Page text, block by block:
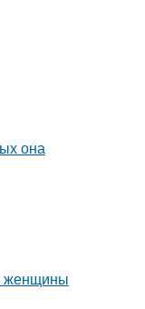
она
женщины